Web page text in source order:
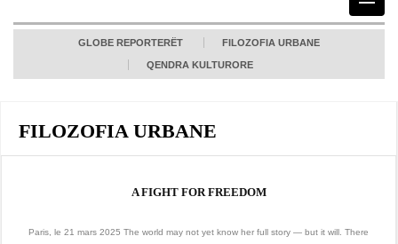
GLOBE REPORTERËT FILOZOFIA URBANE
QENDRA KULTURORE
FILOZOFIA URBANE
A FIGHT FOR FREEDOM
Paris, le 21 mars 2025 The world may not yet know her full story — but it will. There